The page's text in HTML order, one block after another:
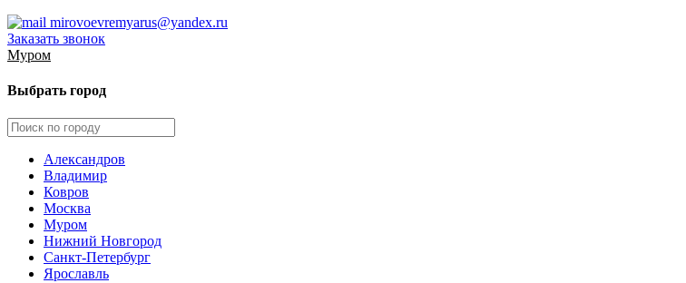
mirovoevremyarus@yandex.ru
Заказать звонок
Муром
Выбрать город
Александров
Владимир
Ковров
Москва
Муром
Нижний Новгород
Санкт-Петербург
Ярославль